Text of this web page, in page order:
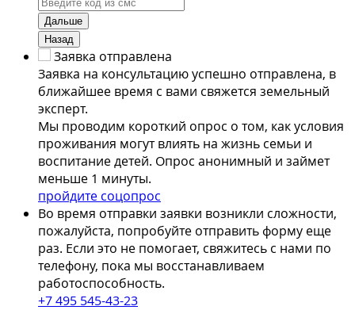
Дальше
Назад
Заявка отправлена
Заявка на консультацию успешно отправлена, в
ближайшее время с вами свяжется земельный
эксперт.
Мы проводим короткий опрос о том, как условия
проживания могут влиять на жизнь семьи и
воспитание детей. Опрос анонимный и займет
меньше 1 минуты.
пройдите соцопрос
Во время отправки заявки возникли сложности,
пожалуйста, попробуйте отправить форму еще
раз. Если это не помогает, свяжитесь с нами по
телефону, пока мы восстанавливаем
работоспособность.
+7 495 545-43-23